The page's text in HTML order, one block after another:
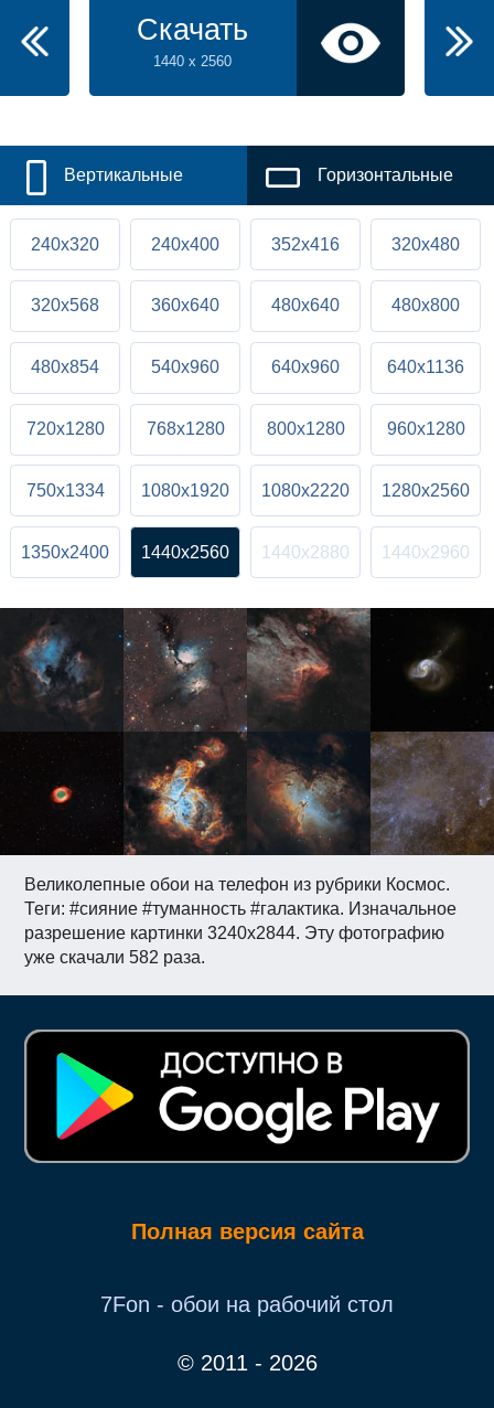
Великолепные обои на телефон из рубрики Космос.
Теги: #сияние #туманность #галактика. Изначальное
разрешение картинки 3240x2844. Эту фотографию
уже скачали 582 раза.
Скачать
1440 x 2560
Вертикальные Горизонтальные
240x320 240x400 352x416 320x480
320x568 360x640 480x640 480x800
480x854 540x960 640x960 640x1136
720x1280 768x1280 800x1280 960x1280
750x1334 1080x1920 1080x2220 1280x2560
1350x2400 1440x2560 1440x2880 1440x2960
Полная версия сайта
7Fon - обои на рабочий стол
© 2011 - 2026